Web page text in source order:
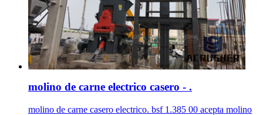
molino de carne electrico casero - .
molino de carne casero electrico. bsf 1.385 00 acepta molino